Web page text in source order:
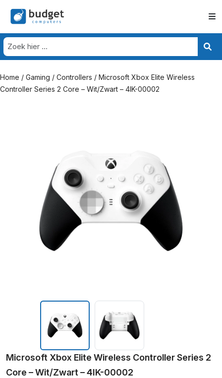
Home / Gaming / Controllers / Microsoft Xbox Elite Wireless
Controller Series 2 Core – Wit/Zwart – 4IK-00002
Microsoft Xbox Elite Wireless Controller Series 2
Core – Wit/Zwart – 4IK-00002